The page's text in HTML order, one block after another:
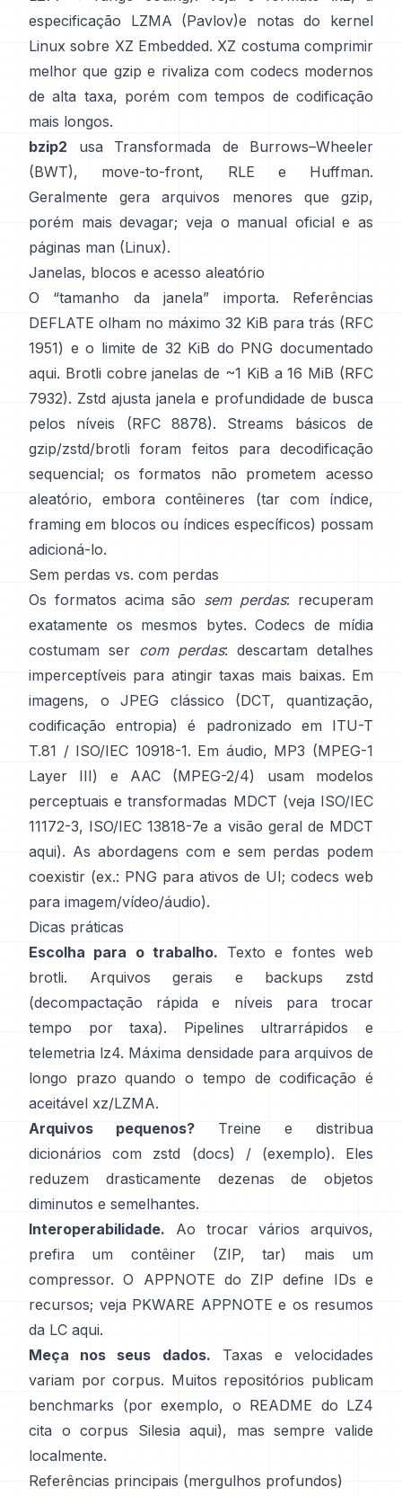
especificação LZMA (Pavlov)e notas do kernel
Linux sobre XZ Embedded. XZ costuma comprimir
melhor que gzip e rivaliza com codecs modernos
de alta taxa, porém com tempos de codificação
mais longos.
bzip2 usa
Transformada de Burrows–Wheeler
(BWT), move-to-front, RLE e Huffman.
Geralmente gera arquivos menores que gzip,
porém mais devagar; veja o manual oficial e as
páginas man (Linux).
Janelas, blocos e acesso aleatório
O “tamanho da janela” importa. Referências
DEFLATE olham no máximo 32 KiB para trás (RFC
1951) e o limite de 32 KiB do PNG documentado
aqui. Brotli cobre janelas de ~1 KiB a 16 MiB (RFC
7932). Zstd ajusta janela e profundidade de busca
pelos níveis
(RFC 8878). Streams básicos de
gzip/zstd/brotli foram feitos para decodificação
sequencial; os formatos
não prometem acesso
aleatório, embora contêineres (tar com índice,
framing em blocos ou índices específicos) possam
adicioná-lo.
Sem perdas vs. com perdas
Os formatos acima são sem perdas: recuperam
exatamente os mesmos bytes. Codecs de mídia
costumam ser com perdas: descartam detalhes
imperceptíveis para atingir taxas mais baixas. Em
imagens, o JPEG clássico (DCT, quantização,
codificação entropia) é padronizado em
ITU-T
T.81 / ISO/IEC 10918-1. Em áudio, MP3 (MPEG-1
Layer III) e AAC (MPEG-2/4) usam modelos
perceptuais e transformadas MDCT (veja ISO/IEC
11172-3, ISO/IEC 13818-7e a visão geral de MDCT
aqui). As abordagens com e sem perdas podem
coexistir (ex.: PNG para ativos de UI; codecs web
para imagem/vídeo/áudio).
Dicas práticas
Escolha para o trabalho. Texto e fontes web
brotli. Arquivos gerais e backups
zstd
(decompactação rápida e níveis para trocar
tempo por taxa). Pipelines ultrarrápidos e
telemetria lz4. Máxima densidade para arquivos de
longo prazo quando o tempo de codificação é
aceitável xz/LZMA.
Arquivos pequenos? Treine e distribua
dicionários com zstd
(docs) / (exemplo). Eles
reduzem drasticamente dezenas de objetos
diminutos e semelhantes.
Interoperabilidade. Ao trocar vários arquivos,
prefira um contêiner (ZIP, tar) mais um
compressor. O APPNOTE do ZIP define IDs e
recursos; veja PKWARE APPNOTE e os resumos
da LC aqui.
Meça nos seus dados. Taxas e velocidades
variam por corpus. Muitos repositórios publicam
benchmarks (por exemplo, o README do LZ4
cita o corpus Silesia aqui), mas sempre valide
localmente.
Referências principais (mergulhos profundos)